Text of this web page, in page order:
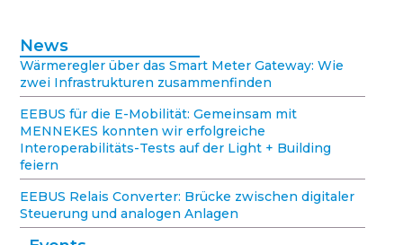
News
Wärmeregler über das Smart Meter Gateway: Wie
zwei Infrastrukturen zusammenfinden
EEBUS für die E-Mobilität: Gemeinsam mit
MENNEKES konnten wir erfolgreiche
Interoperabilitäts-Tests auf der Light + Building
feiern
EEBUS Relais Converter: Brücke zwischen digitaler
Steuerung und analogen Anlagen